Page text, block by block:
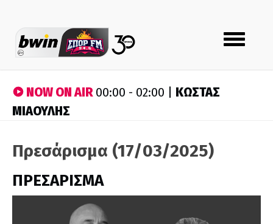
Toggle
navigation
NOW ON AIR00:00 - 02:00 | ΚΩΣΤΑΣ
ΜΙΑΟΥΛΗΣ
Πρεσάρισμα (17/03/2025)
ΠΡΕΣΑΡΙΣΜΑ